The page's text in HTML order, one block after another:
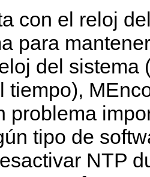
con el reloj
para
del sistema
tiempo),
problema
tipo de
NTP